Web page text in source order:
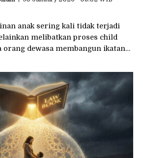
anak sering kali tidak terjadi
melibatkan proses child
orang dewasa membangun ikatan…